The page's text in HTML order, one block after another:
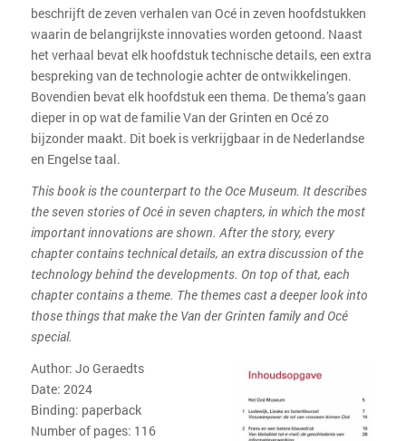
beschrijft de zeven verhalen van Océ in zeven hoofdstukken
waarin de belangrijkste innovaties worden getoond. Naast
het verhaal bevat elk hoofdstuk technische details, een extra
bespreking van de technologie achter de ontwikkelingen.
Bovendien bevat elk hoofdstuk een thema. De thema’s gaan
dieper in op wat de familie Van der Grinten en Océ zo
bijzonder maakt. Dit boek is verkrijgbaar in de Nederlandse
en Engelse taal.
This book is the counterpart to the Oce Museum. It describes
the seven stories of Océ in seven chapters, in which the most
important innovations are shown. After the story, every
chapter contains technical details, an extra discussion of the
technology behind the developments. On top of that, each
chapter contains a theme. The themes cast a deeper look into
those things that make the Van der Grinten family and Océ
special.
Author: Jo Geraedts
Date: 2024
Binding: paperback
Number of pages: 116